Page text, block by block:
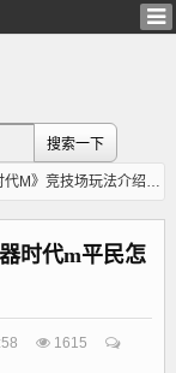
竞技场玩法介绍-石器时代m平民怎么玩
时代m平民怎
1615